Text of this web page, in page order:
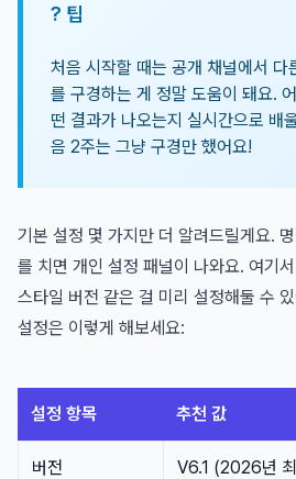
? 팁
처음 시작할 때는 공개 채널에서 다
를 구경하는 게 정말 도움이 돼요.
떤 결과가 나오는지 실시간으로 배
음 2주는 그냥 구경만 했어요!
기본 설정 몇 가지만 더 알려드릴게요.
를 치면 개인 설정 패널이 나와요. 여기
스타일 버전 같은 걸 미리 설정해둘 수
설정은 이렇게 해보세요:
설정 항목 추천 값
버전 V6.1 (2026년